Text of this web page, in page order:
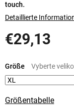
€29,13
Größentabelle
Größe
touch.
Detaillierte